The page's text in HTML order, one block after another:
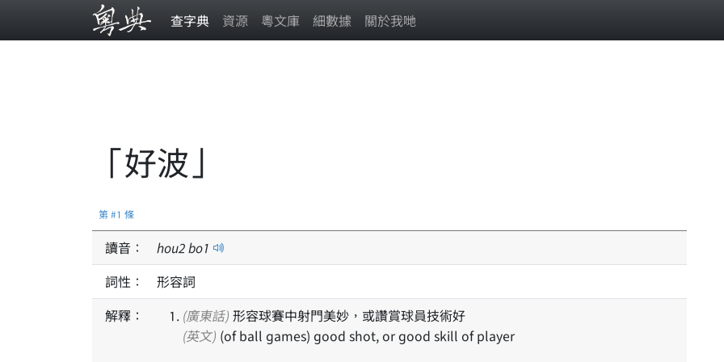
查字典 資源 粵文庫 細數據 關於我哋
「好波」
第 #1 條
讀音： hou2bo1
詞性：
形容詞
解釋：
(廣東話) 形容球賽中射門美妙，或讚賞球員技術好
(英文) (of ball games) good shot, or good skill of player